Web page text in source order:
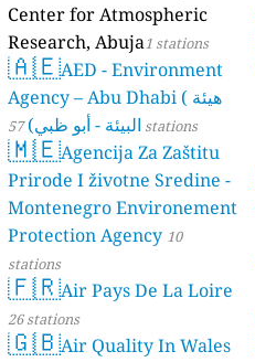
Center for Atmospheric
Research, Abuja1 stations
🇦🇪AED - Environment
Agency – Abu Dhabi ( هيئة
البيئة - أبو ظبي) 57 stations
🇲🇪Agencija Za Zaštitu
Prirode I životne Sredine -
Montenegro Environement
Protection Agency 10
stations
🇫🇷Air Pays De La Loire
26 stations
🇬🇧Air Quality In Wales